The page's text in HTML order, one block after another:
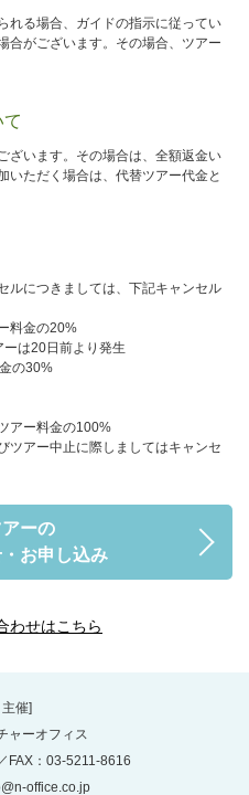
れる場合、ガイドの指示に従ってい
合がございます。その場合、ツアー
ざいます。その場合は、全額返金い
いただく場合は、代替ツアー代金と
ルにつきましては、下記キャンセル
料金の20%
は20日前より発生
の30%
アー料金の100%
ツアー中止に際しましてはキャンセ
ーの
お申し込み
わせはこちら
主催]
ャーオフィス
FAX：03-5211-8616
office.co.jp